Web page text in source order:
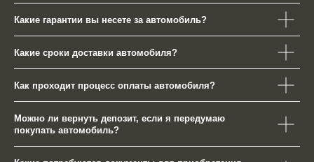
Какие гарантии вы несете за автомобиль?
Какие сроки доставки автомобиля?
Как проходит процесс оплаты автомобиля?
Можно ли вернуть депозит, если я передумаю
покупать автомобиль?